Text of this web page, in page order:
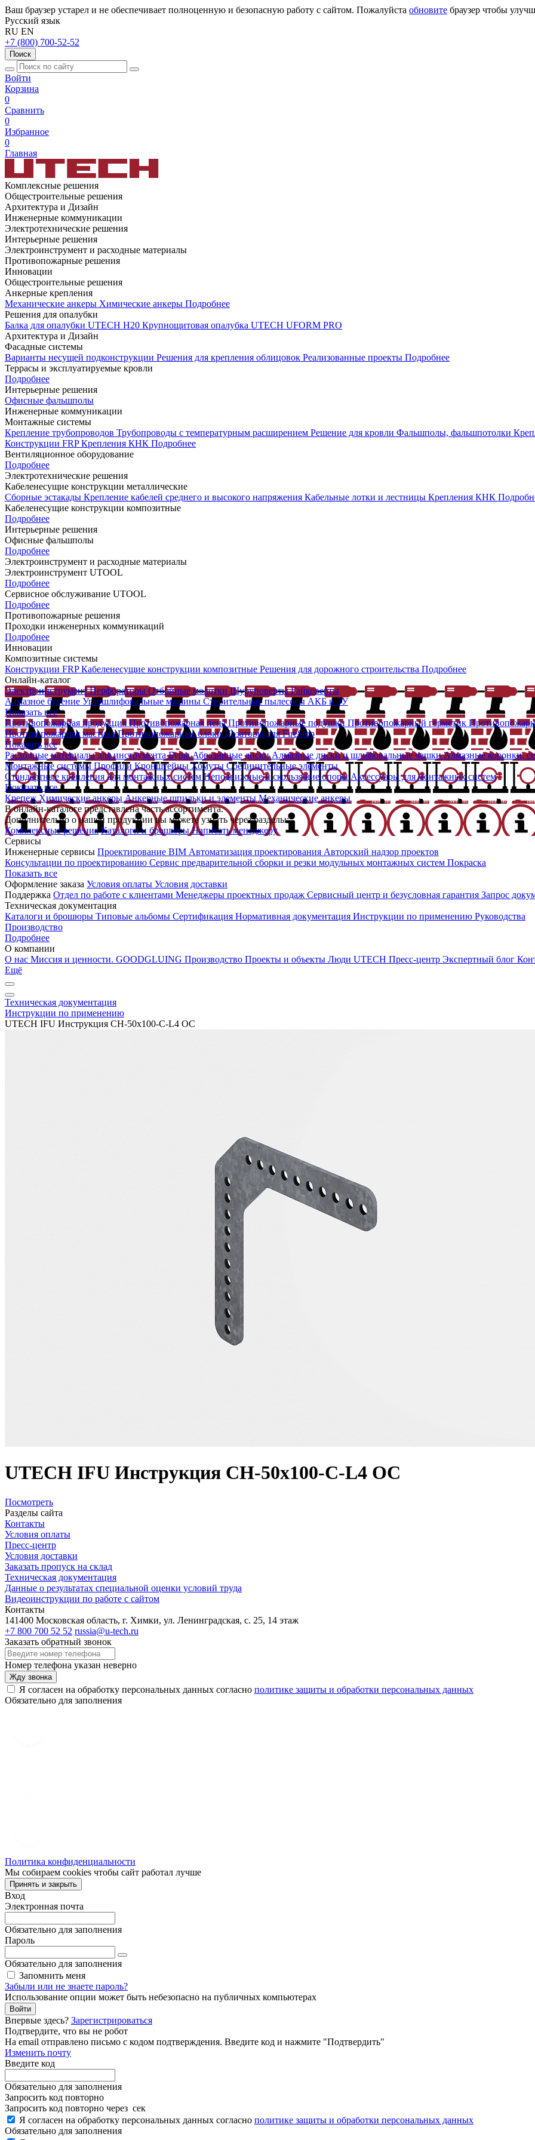
Ваш браузер устарел и не обеспечивает полноценную и безопасную работу с сайтом. Пожалуйста обновите браузер чтобы
Русский язык
RU EN
+7 (800) 700-52-52
Поиск
Войти
Корзина
0
Сравнить
0
Избранное
0
Главная
Комплексные решения
Общестроительные решения
Архитектура и Дизайн
Инженерные коммуникации
Электротехнические решения
Интерьерные решения
Электроинструмент и расходные материалы
Противопожарные решения
Инновации
Общестроительные решения
Анкерные крепления
Механические анкеры Химические анкеры Подробнее
Решения для опалубки
Балка для опалубки UTECH H20 Крупнощитовая опалубка UTECH UFORM PRO
Архитектура и Дизайн
Фасадные системы
Варианты несущей подконструкции Решения для крепления облицовок Реализованные проекты Подробнее
Террасы и эксплуатируемые кровли
Подробнее
Интерьерные решения
Офисные фальшполы
Инженерные коммуникации
Монтажные системы
Крепление трубопроводов Трубопроводы с температурным расширением Решение для кровли Фальшполы, фальшпотолки
Конструкции FRPКрепления КНК Подробнее
Вентиляционное оборудование
Подробнее
Электротехнические решения
Кабеленесущие конструкции металлические
Сборные эстакады Крепление кабелей среднего и высокого напряжения Кабельные лотки и лестницы Крепления КНК
Кабеленесущие конструкции композитные
Подробнее
Интерьерные решения
Офисные фальшполы
Подробнее
Электроинструмент и расходные материалы
Электроинструмент UTOOL
Подробнее
Сервисное обслуживание UTOOL
Подробнее
Противопожарные решения
Проходки инженерных коммуникаций
Подробнее
Инновации
Композитные системы
Конструкции FRPКабеленесущие конструкции композитные Решения для дорожного строительства Подробнее
Онлайн-каталог
ЭлектроинструментПерфораторы Отбойные молотки ШуруповертыГайковерты
Алмазное бурение Углошлифовальные машины Строительные пылесосы АКБ и ЗУ
Показать все
Противопожарная продукция Противопожарная пенаПротивопожарные подушки Противопожарный герметик
Противопожарная мастикаПротивопожарные блоки Дозаторы для FireStop
Показать все
Расходные материалы для инструментаБурыАбразивные дискиАлмазные диски и шлифовальные чашкиАлмазные коронки,
Монтажные системы Профили КронштейныХомуты Соединительные элементы
Стандартные крепления для монтажных систем Неподвижные и скользящие опоры Аксессуары для монтажных систем
Показать все
КрепежХимические анкеры Анкерные шпильки и элементыМеханические анкеры
В онлайн-каталоге представлена часть ассортимента.
Дополнительно о нашей продукции вы можете узнать через разделы:
Комплексные решения Каталоги и брошюры Написать менеджеру
Сервисы
Инженерные сервисы Проектирование BIM Автоматизация проектирования Авторский надзор проектов
Консультации по проектированию Сервис предварительной сборки и резки модульных монтажных систем Покраска
Показать все
Оформление заказа Условия оплаты Условия доставки
Поддержка Отдел по работе с клиентами Менеджеры проектных продаж Сервисный центр и безусловная гарантия Запрос
Техническая документация
Каталоги и брошюры Типовые альбомы Сертификация Нормативная документация Инструкции по применению Руководства
Производство
Подробнее
О компании
О нас Миссия и ценности. GOODGLUING Производство Проекты и объекты Люди UTECH Пресс-центр Экспертный блог
Ещё
Техническая документация
Инструкции по применению
UTECH IFU Инструкция CH-50x100-C-L4 OC
UTECH IFU Инструкция CH-50x100-C-L4 OC
Посмотреть
Разделы сайта
Контакты
Условия оплаты
Пресс-центр
Условия доставки
Заказать пропуск на склад
Техническая документация
Данные о результатах специальной оценки условий труда
Видеоинструкции по работе с сайтом
Контакты
141400 Московская область, г. Химки, ул. Ленинградская, с. 25, 14 этаж
+7 800 700 52 52 russia@u-tech.ru
Заказать обратный звонок
Номер телефона указан неверно
Жду звонка
Я согласен на обработку персональных данных согласно политике защиты и обработки персональных данных
Обязательно для заполнения
Политика конфиденциальности
Мы собираем cookies чтобы сайт работал лучше
Принять и закрыть
Вход
Электронная почта
Обязательно для заполнения
Пароль
Обязательно для заполнения
Запомнить меня
Забыли или не знаете пароль?
Использование опции может быть небезопасно на публичных компьютерах
Войти
Впервые здесь? Зарегистрироваться
Подтвердите, что вы не робот
Ha email отправлено письмо с кодом подтверждения. Введите код и нажмите "Подтвердить"
Изменить почту
Введите код
Обязательно для заполнения
Запросить код повторно
Запросить код повторно через сек
Я согласен на обработку персональных данных согласно политике защиты и обработки персональных данных
Обязательно для заполнения